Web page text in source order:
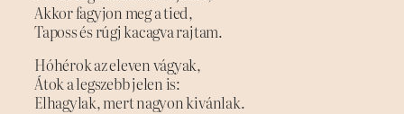
Akkor fagyjon meg a tied,
Taposs és rúgj kacagva rajtam.
Hóhérok az eleven vágyak,
Átok a legszebb jelen is:
Elhagylak, mert nagyon kivánlak.